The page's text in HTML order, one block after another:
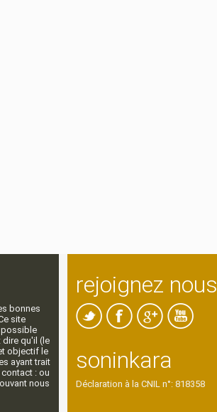
bonnes
site
possible
dire qu'il (le
objectif le
ayant trait
: ou
nous
rejoignez nous
soninkara
Déclaration à la CNIL n°: 818358